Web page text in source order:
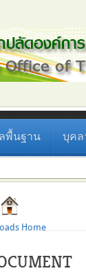
พื้นฐาน บุคล
Home